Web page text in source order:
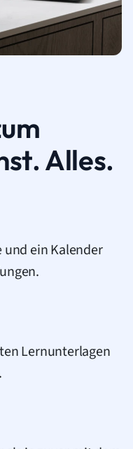
Alles.
und ein Kalender
Lernunterlagen